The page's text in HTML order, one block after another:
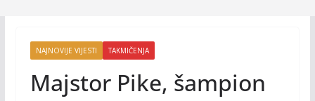
NAJNOVIJE VIJESTI TAKMIČENJA
Majstor Pike, šampion